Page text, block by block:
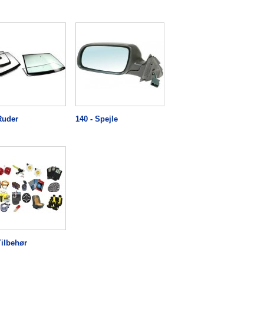
140 - Spejle